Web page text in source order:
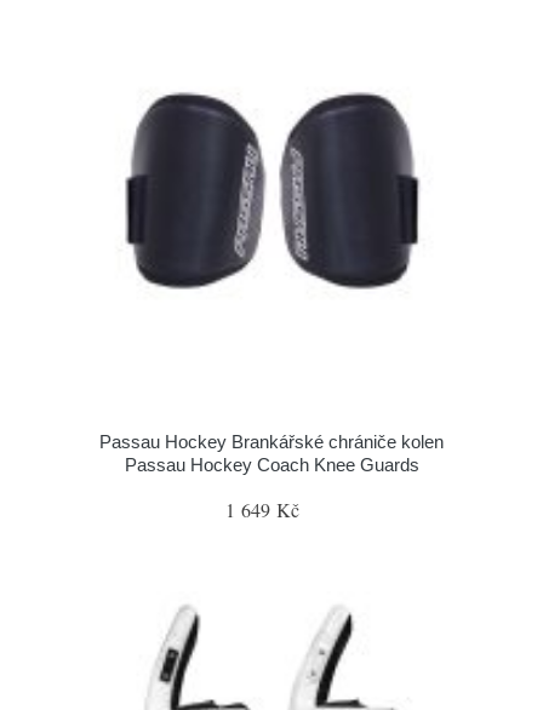
Passau Hockey Brankářské chrániče kolen
Passau Hockey Coach Knee Guards
1 649 Kč